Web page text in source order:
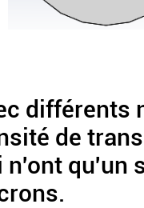
différents
de
n'ont qu'un